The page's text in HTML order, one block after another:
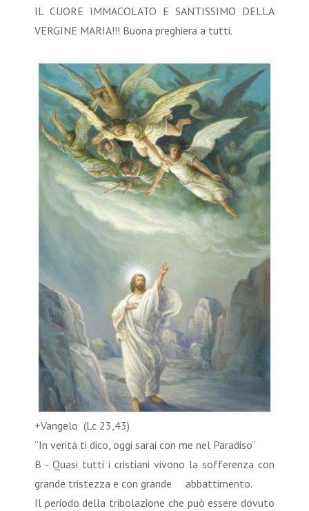
IL CUORE IMMACOLATO E SANTISSIMO DELLA
VERGINE MARIA!!! Buona preghiera a tutti.
+Vangelo (Lc 23,43)
“In verità ti dico, oggi sarai con me nel Paradiso”
B - Quasi tutti i cristiani vivono la sofferenza con
grande tristezza e con grande abbattimento.
Il periodo della tribolazione che può essere dovuto